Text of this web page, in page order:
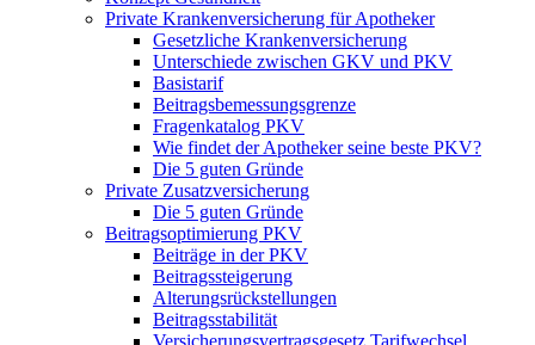
Private Krankenversicherung für Apotheker
Gesetzliche Krankenversicherung
Unterschiede zwischen GKV und PKV
Basistarif
Beitragsbemessungsgrenze
Fragenkatalog PKV
Wie findet der Apotheker seine beste PKV?
Die 5 guten Gründe
Private Zusatzversicherung
Die 5 guten Gründe
Beitragsoptimierung PKV
Beiträge in der PKV
Beitragssteigerung
Alterungsrückstellungen
Beitragsstabilität
Versicherungsvertragsgesetz Tarifwechsel